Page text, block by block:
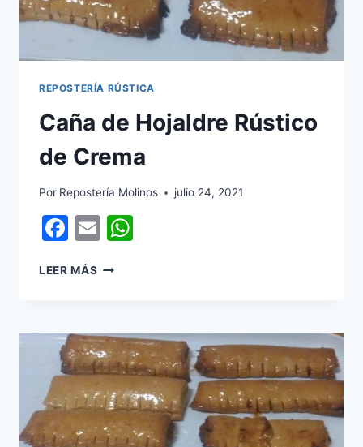
REPOSTERÍA RÚSTICA
Caña de Hojaldre Rústico
de Crema
Por Repostería Molinos julio 24, 2021
Facebook
Email
LEER MÁS CAÑA
DE
CREMA